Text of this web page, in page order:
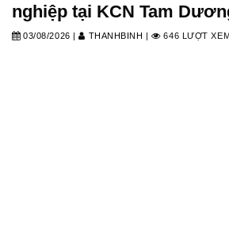
nghiệp tại KCN Tam
03/08/2026 | THANHBINH | 646 LƯỢT